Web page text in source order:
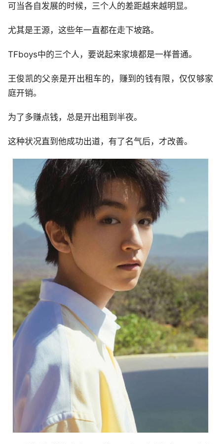
可当各自发展的时候，三个人的差距越来越明显。
尤其是王源，这些年一直都在走下坡路。
TFboys中的三个人，要说起来家境都是一样普通。
王俊凯的父亲是开出租车的，赚到的钱有限，仅仅够家
庭开销。
为了多赚点钱，总是开出租到半夜。
这种状况直到他成功出道，有了名气后，才改善。